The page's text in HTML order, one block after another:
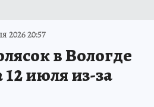
2026 20:57
в Вологде
июля из-за